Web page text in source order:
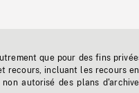
que pour des fins
recours, incluant les recours
autorisé des plans